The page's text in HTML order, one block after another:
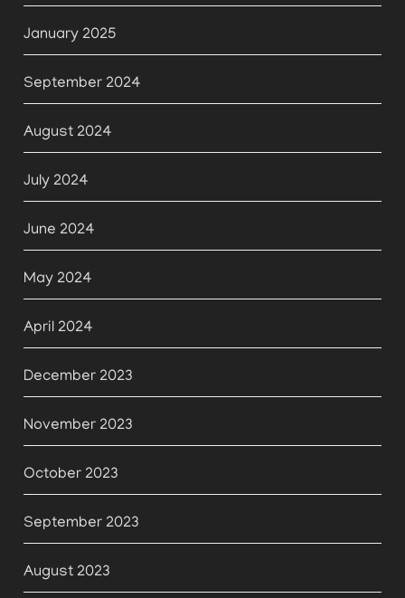
January 2025
September 2024
August 2024
July 2024
June 2024
May 2024
April 2024
December 2023
November 2023
October 2023
September 2023
August 2023